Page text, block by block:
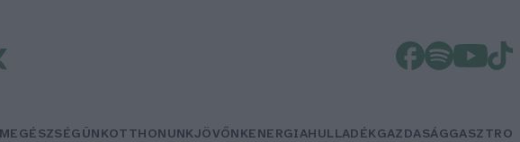
EGÉSZSÉGÜNKOTTHONUNKJÖVŐNKENERGIAHULLADÉKGAZDASÁGGASZTRO